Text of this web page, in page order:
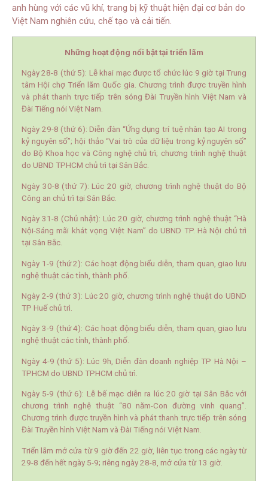
anh hùng với các vũ khí, trang bị kỹ thuật hiện đại cơ bản do
Việt Nam nghiên cứu, chế tạo và cải tiến.
Những hoạt động nổi bật tại triển lãm
Ngày 28-8 (thứ 5): Lễ khai mạc được tổ chức lúc 9 giờ tại Trung
tâm Hội chợ Triển lãm Quốc gia. Chương trình được truyền hình
và phát thanh trực tiếp trên sóng Đài Truyền hình Việt Nam và
Đài Tiếng nói Việt Nam.
Ngày 29-8 (thứ 6): Diễn đàn “Ứng dụng trí tuệ nhân tạo AI trong
kỷ nguyên số”; hội thảo “Vai trò của dữ liệu trong kỷ nguyên số”
do Bộ Khoa học và Công nghệ chủ trì; chương trình nghệ thuật
do UBND TPHCM chủ trì tại Sân Bắc.
Ngày 30-8 (thứ 7): Lúc 20 giờ, chương trình nghệ thuật do Bộ
Công an chủ trì tại Sân Bắc.
Ngày 31-8 (Chủ nhật): Lúc 20 giờ, chương trình nghệ thuật “Hà
Nội-Sáng mãi khát vọng Việt Nam” do UBND TP. Hà Nội chủ trì
tại Sân Bắc.
Ngày 1-9 (thứ 2): Các hoạt động biểu diễn, tham quan, giao lưu
nghệ thuật các tỉnh, thành phố.
Ngày 2-9 (thứ 3): Lúc 20 giờ, chương trình nghệ thuật do UBND
TP Huế chủ trì.
Ngày 3-9 (thứ 4): Các hoạt động biểu diễn, tham quan, giao lưu
nghệ thuật các tỉnh, thành phố.
Ngày 4-9 (thứ 5): Lúc 9h, Diễn đàn doanh nghiệp TP Hà Nội –
TPHCM do UBND TPHCM chủ trì.
Ngày 5-9 (thứ 6): Lễ bế mạc diễn ra lúc 20 giờ tại Sân Bắc với
chương trình nghệ thuật “80 năm-Con đường vinh quang”.
Chương trình được truyền hình và phát thanh trực tiếp trên sóng
Đài Truyền hình Việt Nam và Đài Tiếng nói Việt Nam.
Triển lãm mở cửa từ 9 giờ đến 22 giờ, liên tục trong các ngày từ
29-8 đến hết ngày 5-9; riêng ngày 28-8, mở cửa từ 13 giờ.